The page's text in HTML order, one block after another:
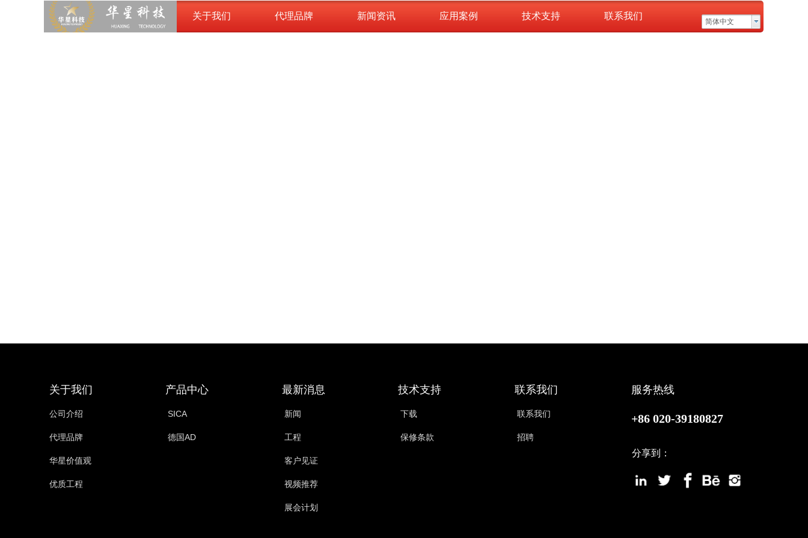
简体中文
关于我们 代理品牌 新闻资讯 应用案例 技术支持
联系我们
关于我们
关于我们 联系我们
最新消息 技术支持
产品中心
+86 020-39180827
服务热线
公司介绍
代理品牌
华星价值观
优质工程
SICA
德国AD
下载
保修条款
分享到：
联系我们
招聘
新闻
工程
客户见证
视频推荐
展会计划